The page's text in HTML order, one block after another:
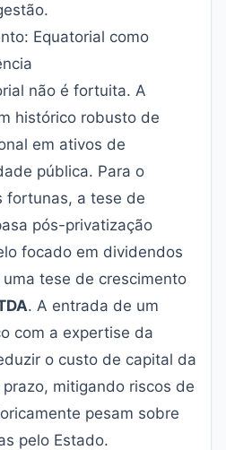
Equatorial como
não é fortuita. A
histórico robusto de
em ativos de
pública. Para o
fortunas, a tese de
pós-privatização
focado em dividendos
tese de crescimento
. A entrada de um
com a expertise da
o custo de capital da
mitigando riscos de
pesam sobre
pelo Estado.